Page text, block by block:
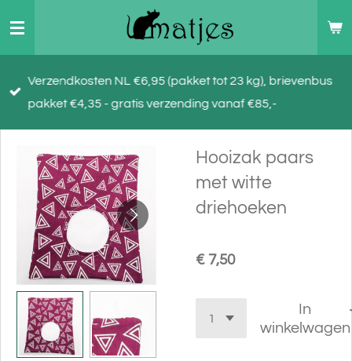
Ga
de
hoofdinhoud
Verzendkosten NL €6,95 (pakket tot 23 kg), brievenbus
pakket €4,35 - gratis verzending vanaf €85,-
Hooizak paars
met witte
driehoeken
€ 7,50
In
winkelwagen